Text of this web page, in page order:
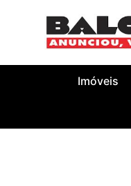
Imóveis